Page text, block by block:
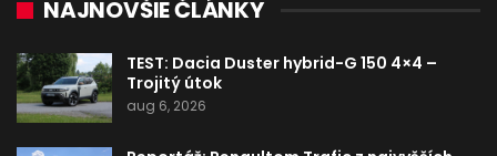
NAJNOVŠIE ČLÁNKY
TEST: Dacia Duster hybrid-G 150 4×4 –
Trojitý útok
aug 6, 2026